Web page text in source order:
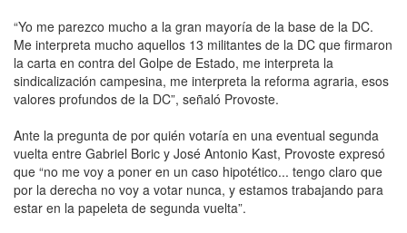
“Yo me parezco mucho a la gran mayoría de la base de la DC.
Me interpreta mucho aquellos 13 militantes de la DC que firmaron
la carta en contra del Golpe de Estado, me interpreta la
sindicalización campesina, me interpreta la reforma agraria, esos
valores profundos de la DC”, señaló Provoste.
Ante la pregunta de por quién votaría en una eventual segunda
vuelta entre Gabriel Boric y José Antonio Kast, Provoste expresó
que “no me voy a poner en un caso hipotético... tengo claro que
por la derecha no voy a votar nunca, y estamos trabajando para
estar en la papeleta de segunda vuelta”.